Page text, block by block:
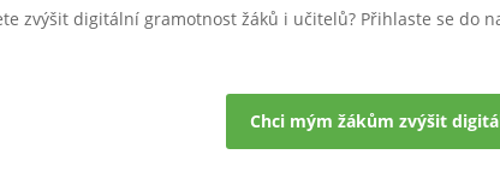
zvýšit digitální gramotnost žáků i učitelů? Přihlaste se do
Chci mým žákům zvýšit